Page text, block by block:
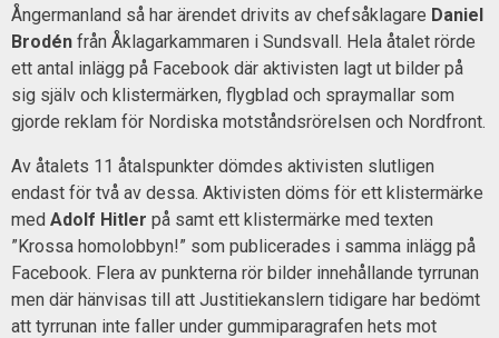
Ångermanland så har ärendet drivits av chefsåklagare Daniel
Brodén från Åklagarkammaren i Sundsvall. Hela åtalet rörde
ett antal inlägg på Facebook där aktivisten lagt ut bilder på
sig själv och klistermärken, flygblad och spraymallar som
gjorde reklam för Nordiska motståndsrörelsen och Nordfront.
Av åtalets 11 åtalspunkter dömdes aktivisten slutligen
endast för två av dessa. Aktivisten döms för ett klistermärke
med Adolf Hitler på samt ett klistermärke med texten
”Krossa homolobbyn!” som publicerades i samma inlägg på
Facebook. Flera av punkterna rör bilder innehållande tyrrunan
men där hänvisas till att Justitiekanslern tidigare har bedömt
att tyrrunan inte faller under gummiparagrafen hets mot